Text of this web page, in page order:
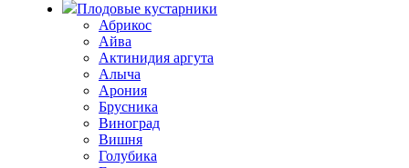
Плодовые кустарники
Абрикос
Айва
Актинидия аргута
Алыча
Арония
Брусника
Виноград
Вишня
Голубика